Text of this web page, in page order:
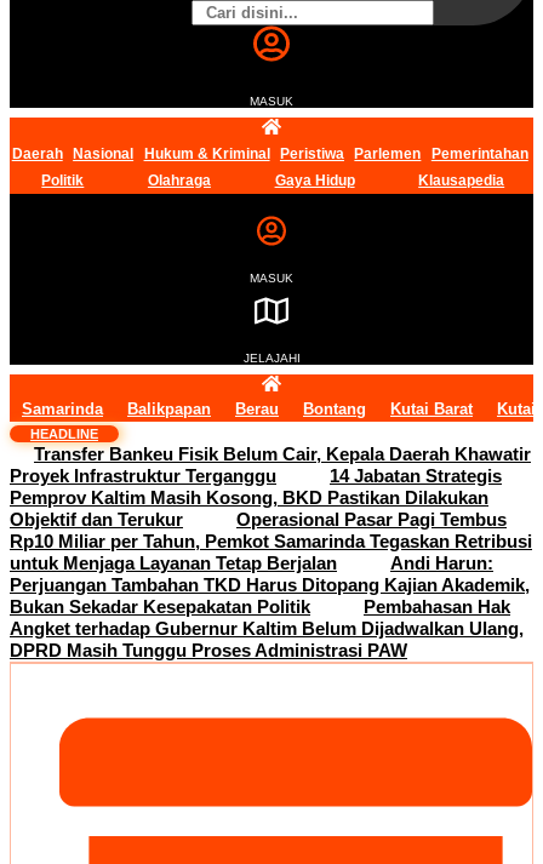
MASUK
Daerah Nasional Hukum & Kriminal Peristiwa Parlemen
Pemerintahan
Politik
Olahraga Gaya Hidup Klausapedia
MASUK
JELAJAHI
Samarinda Balikpapan Berau Bontang Kutai Barat Kutai
HEADLINE
Transfer Bankeu Fisik Belum Cair, Kepala Daerah Khawatir
Proyek Infrastruktur Terganggu
14 Jabatan Strategis
Pemprov Kaltim Masih Kosong, BKD Pastikan Dilakukan
Objektif dan Terukur
Operasional Pasar Pagi Tembus
Rp10 Miliar per Tahun, Pemkot Samarinda Tegaskan Retribusi
untuk Menjaga Layanan Tetap Berjalan
Andi Harun:
Perjuangan Tambahan TKD Harus Ditopang Kajian Akademik,
Bukan Sekadar Kesepakatan Politik
Pembahasan Hak
Angket terhadap Gubernur Kaltim Belum Dijadwalkan Ulang,
DPRD Masih Tunggu Proses Administrasi PAW